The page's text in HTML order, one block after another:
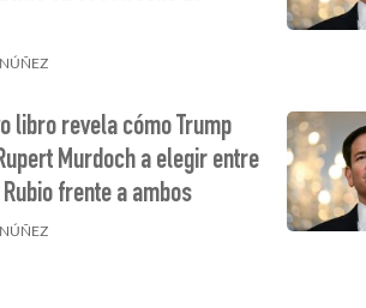
libro revela cómo Trump
Murdoch a elegir entre
Rubio frente a ambos